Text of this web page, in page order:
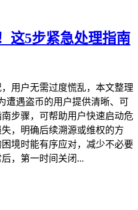
这5步紧急处理指南
用户无需过度慌乱，本文整理
遭遇盗币的用户提供清晰、可
步骤，可帮助用户快速启动危
，明确后续溯源或维权的方
境时能有序应对，减少不必要
，第一时间关闭...